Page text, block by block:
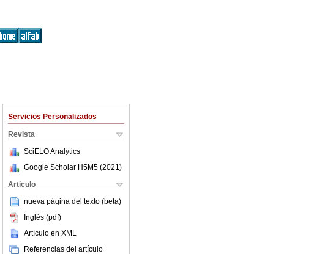
Servicios Personalizados
Revista
SciELO Analytics
Google Scholar H5M5 (2021 )
Articulo
nueva página del texto (beta)
Inglés (pdf)
Artículo en XML
Referencias del artículo